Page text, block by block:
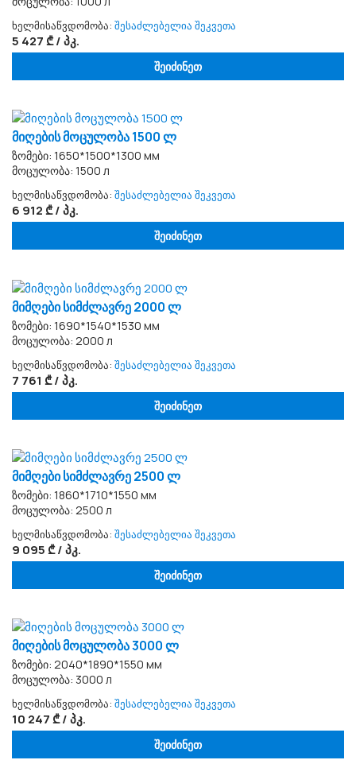
ხელმისაწვდომობა: შესაძლებელია შეკვეთა
5 427 ₾ / პკ.
შეიძინეთ
მიღების მოცულობა 1500 ლ
ზომები: 1650*1500*1300 мм
მოცულობა: 1500 л
ხელმისაწვდომობა: შესაძლებელია შეკვეთა
6 912 ₾ / პკ.
შეიძინეთ
მიმღები სიმძლავრე 2000 ლ
ზომები: 1690*1540*1530 мм
მოცულობა: 2000 л
ხელმისაწვდომობა: შესაძლებელია შეკვეთა
7 761 ₾ / პკ.
შეიძინეთ
მიმღები სიმძლავრე 2500 ლ
ზომები: 1860*1710*1550 мм
მოცულობა: 2500 л
ხელმისაწვდომობა: შესაძლებელია შეკვეთა
9 095 ₾ / პკ.
შეიძინეთ
მიღების მოცულობა 3000 ლ
ზომები: 2040*1890*1550 мм
მოცულობა: 3000 л
ხელმისაწვდომობა: შესაძლებელია შეკვეთა
10 247 ₾ / პკ.
შეიძინეთ